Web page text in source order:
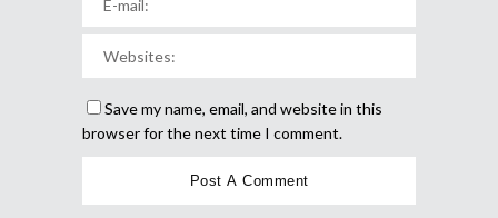
Save my name, email, and website in this
browser for the next time I comment.